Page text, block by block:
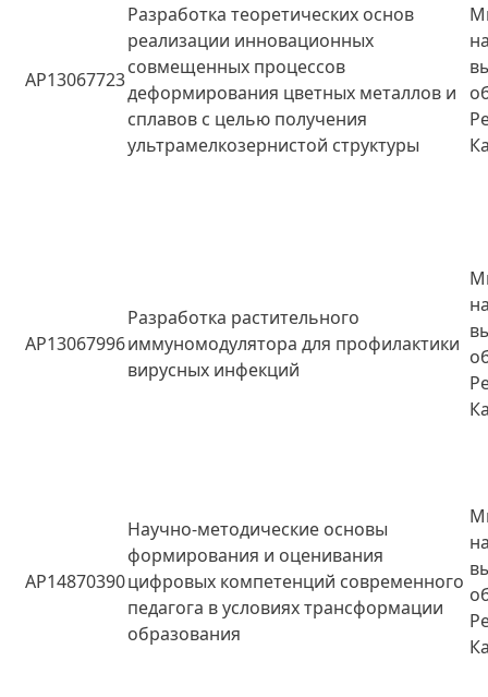
AP13067723
Разработка теоретических основ
реализации инновационных
совмещенных процессов
деформирования цветных металлов и
сплавов с целью получения
ультрамелкозернистой структуры
AP13067996
Разработка растительного
иммуномодулятора для профилактики
вирусных инфекций
AP14870390
Научно-методические основы
формирования и оценивания
цифровых компетенций современного
педагога в условиях трансформации
образования